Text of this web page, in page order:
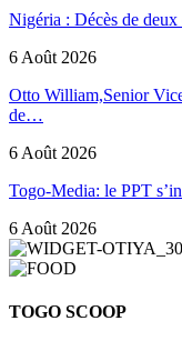
Nigéria : Décès de deux
6 Août 2026
Otto William,Senior
de…
6 Août 2026
Togo-Media: le PPT
6 Août 2026
TOGO SCOOP